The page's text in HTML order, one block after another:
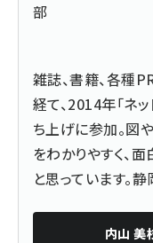
部
雑誌、書籍、各種
経て、2014年「ネ
ち上げに参加。図
をわかりやすく、
と思っています。
内山 美